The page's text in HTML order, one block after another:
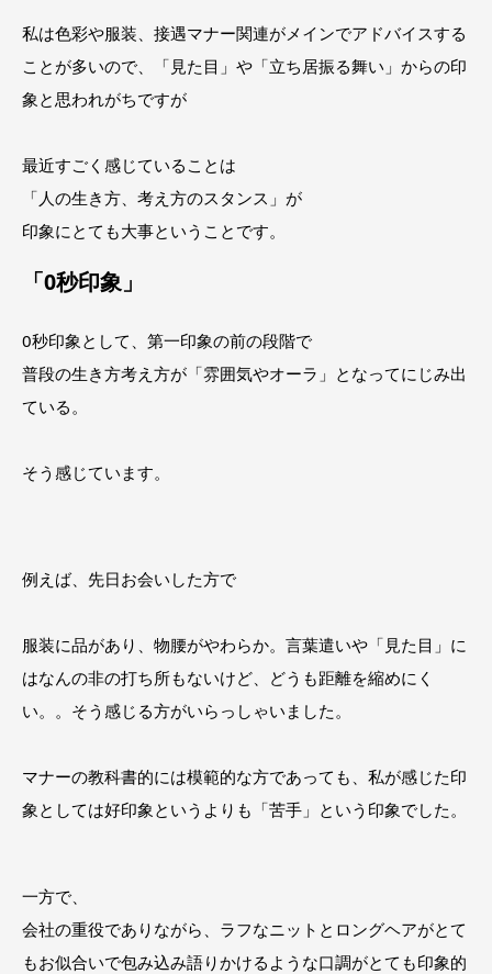
私は色彩や服装、接遇マナー関連がメインでアドバイスする
ことが多いので、「見た目」や「立ち居振る舞い」からの印
象と思われがちですが
最近すごく感じていることは
「人の生き方、考え方のスタンス」が
印象にとても大事ということです。
「0秒印象」
0秒印象として、第一印象の前の段階で
普段の生き方考え方が「雰囲気やオーラ」となってにじみ出
ている。
そう感じています。
例えば、先日お会いした方で
服装に品があり、物腰がやわらか。言葉遣いや「見た目」に
はなんの非の打ち所もないけど、どうも距離を縮めにく
い。。そう感じる方がいらっしゃいました。
マナーの教科書的には模範的な方であっても、私が感じた印
象としては好印象というよりも「苦手」という印象でした。
一方で、
会社の重役でありながら、ラフなニットとロングヘアがとて
もお似合いで包み込み語りかけるような口調がとても印象的